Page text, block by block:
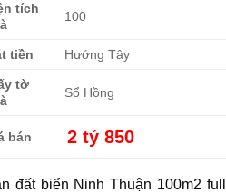
tích
100
tiền Hướng Tây
tờ
Sổ Hồng
bán 2 tỷ 850
đất biển Ninh Thuận 100m2